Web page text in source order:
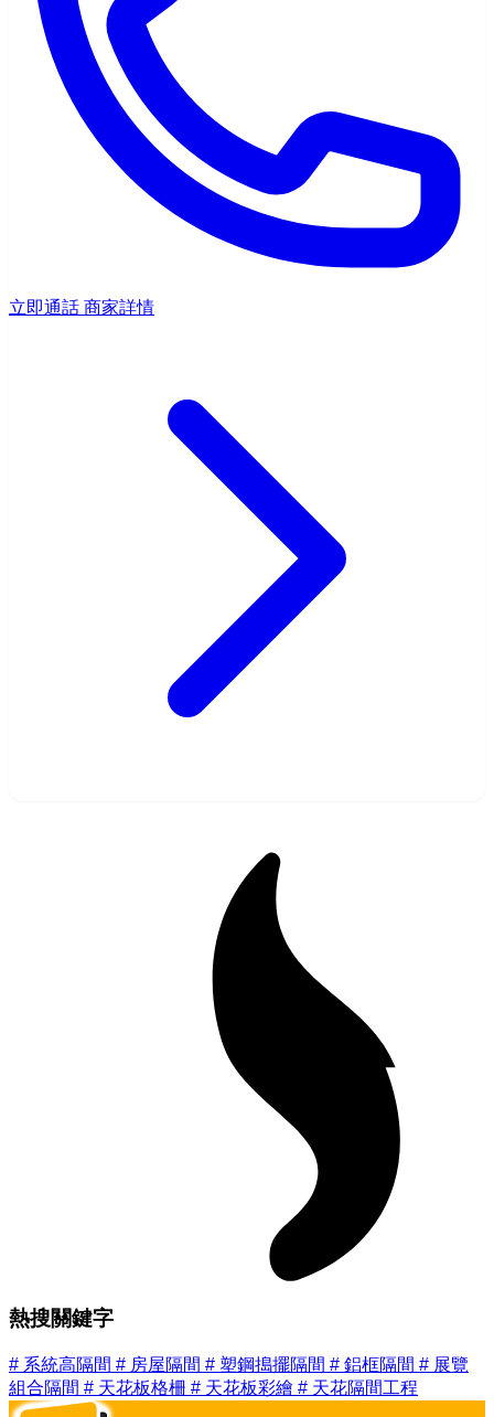
立即通話 商家詳情
熱搜關鍵字
# 系統高隔間 # 房屋隔間 # 塑鋼搗擺隔間 # 鋁框隔間 # 展覽
組合隔間 # 天花板格柵 # 天花板彩繪 # 天花隔間工程